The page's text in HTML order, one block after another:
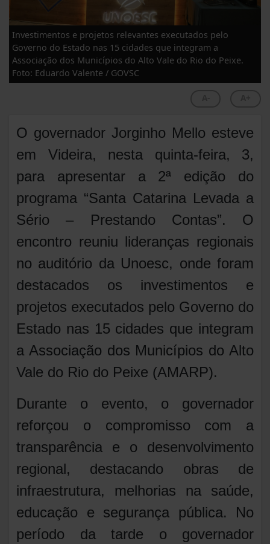
Investimentos e projetos relevantes executados pelo
Governo do Estado nas 15 cidades que integram a
Associação dos Municípios do Alto Vale do Rio do Peixe.
Foto: Eduardo Valente / GOVSC
O governador Jorginho Mello esteve
em Videira, nesta quinta-feira, 3,
para apresentar a 2ª edição do
programa “Santa Catarina Levada a
Sério – Prestando Contas”. O
encontro reuniu lideranças regionais
no auditório da Unoesc, onde foram
destacados os investimentos e
projetos executados pelo Governo do
Estado nas 15 cidades que integram
a Associação dos Municípios do Alto
Vale do Rio do Peixe (AMARP).
Durante o evento, o governador
reforçou o compromisso com a
transparência e o desenvolvimento
regional, destacando obras de
infraestrutura, melhorias na saúde,
educação e segurança pública. No
período da tarde o governador